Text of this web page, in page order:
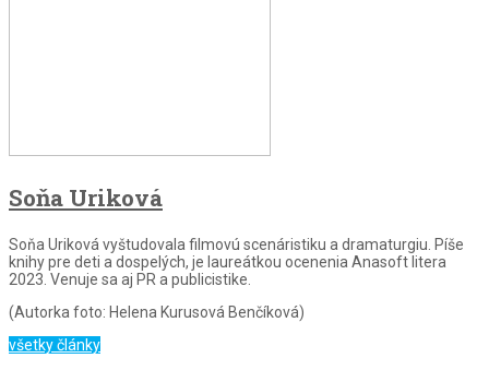
Soňa Uriková
Soňa Uriková vyštudovala filmovú scenáristiku a dramaturgiu. Píše
knihy pre deti a dospelých, je laureátkou ocenenia Anasoft litera
2023. Venuje sa aj PR a publicistike.
(Autorka foto: Helena Kurusová Benčíková)
všetky články